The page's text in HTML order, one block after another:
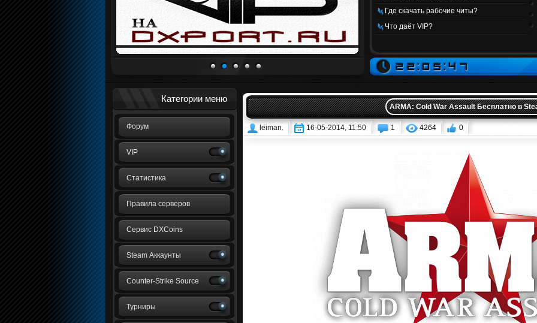
Где скачать рабочие читы?
Что даёт VIP?
Категории меню
Форум
VIP
Статистика
Правила серверов
Сервис DXCoins
Steam Аккаунты
Counter-Strike Source
Турниры
ARMA: Cold War Assault Бесплатно в
leiman. 16-05-2014, 11:50 1 4264 0